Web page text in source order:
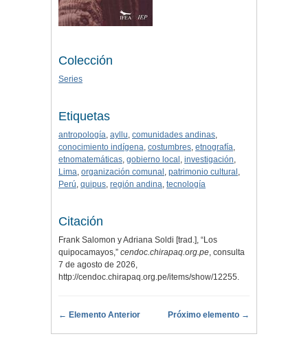
Colección
Series
Etiquetas
antropología, ayllu, comunidades andinas,
conocimiento indígena, costumbres, etnografía,
etnomatemáticas, gobierno local , investigación,
Lima, organización comunal , patrimonio cultural ,
Perú, quipus, región andina, tecnología
Citación
Frank Salomon y Adriana Soldi [trad.], “Los
quipocamayos,” cendoc.chirapaq.org.pe, consulta
7 de agosto de 2026,
http://cendoc.chirapaq.org.pe/items/show/12255.
← Elemento Anterior Próximo elemento →